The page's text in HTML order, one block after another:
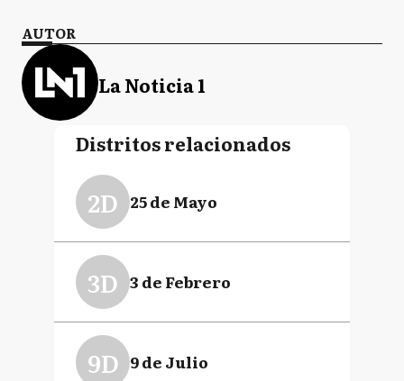
AUTOR
La Noticia 1
Distritos relacionados
2D 25 de Mayo
3D 3 de Febrero
9D 9 de Julio